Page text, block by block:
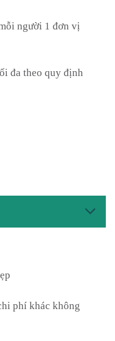
người 1 đơn vị
đa theo quy định
phí khác không